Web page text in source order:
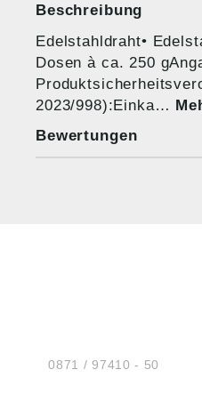
Beschreibung
Edelstahldraht•
Dosen à ca. 250
2023/998):Einka…
Bewertungen
Tel.:0871 / 97410 - 50